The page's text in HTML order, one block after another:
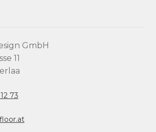
GmbH
11
73